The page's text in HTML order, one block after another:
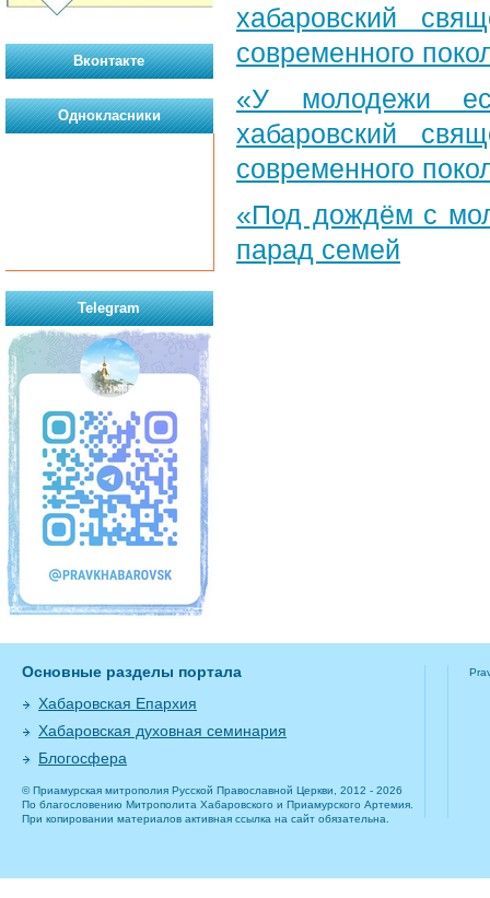
хабаровский
современного
«У молодежи
хабаровский
современного
«Под дождём с
парад семей
Вконтакте
Однокласники
Telegram
Основные разделы портала
Хабаровская Епархия
Хабаровская духовная семинария
Блогосфера
© Приамурская митрополия Русской Православной Церкви, 2012 - 2026
По благословению Митрополита Хабаровского и Приамурского Артемия.
При копировании материалов активная ссылка на сайт обязательна.